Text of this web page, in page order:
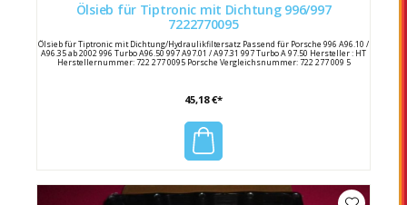
Ölsieb für Tiptronic mit Dichtung 996/997
7222770095
Ölsieb für Tiptronic mit Dichtung/Hydraulikfiltersatz Passend für Porsche 996 A96.10 /
A96.35 ab 2002 996 Turbo A96.50 997 A97.01 / A97.31 997 Turbo A 97.50 Hersteller : HT
Herstellernummer: 722 277 0095 Porsche Vergleichsnummer: 722 277 009 5
45,18 €*